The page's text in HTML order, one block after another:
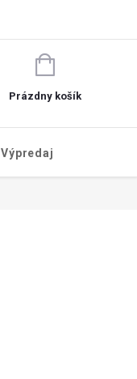
NÁKUPNÝ
KOŠÍK
Prázdny košík
Výpredaj